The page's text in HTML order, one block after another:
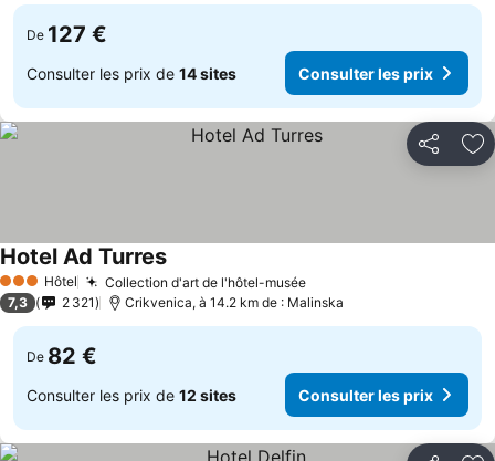
De 127 €
Consulter les prix de 14 sites Consulter les prix
Partager
3 ÉtoilesHôtel Collection d'art de l'hôtel-musée
Hotel Ad Turres
7,3 2 321 Crikvenica, à 14.2 km de : Malinska
De 82 €
Consulter les prix de 12 sites Consulter les prix